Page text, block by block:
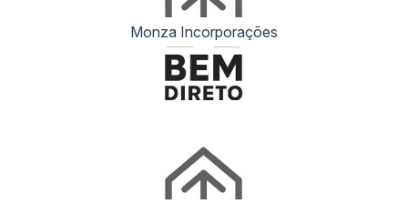
Monza Incorporações